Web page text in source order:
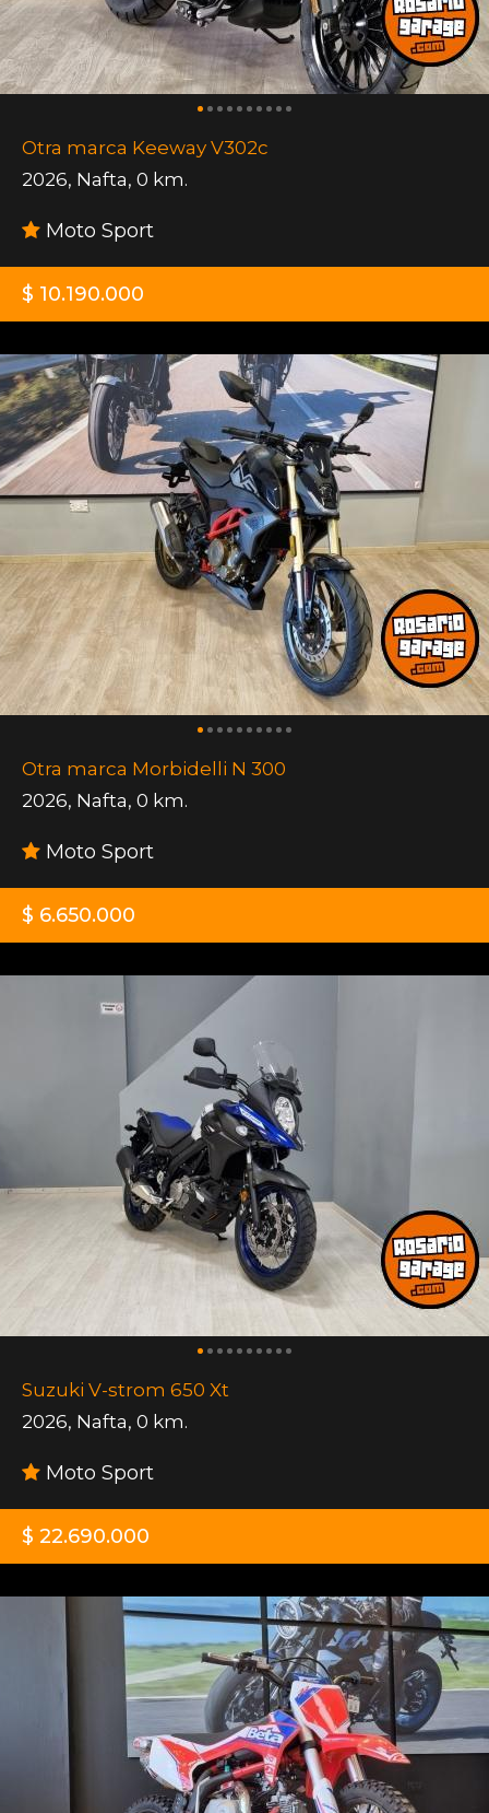
Otra marca Keeway V302c
2026, Nafta, 0 km.
Moto Sport
$ 10.190.000
Otra marca Morbidelli N 300
2026, Nafta, 0 km.
Moto Sport
$ 6.650.000
Suzuki V-strom 650 Xt
2026, Nafta, 0 km.
Moto Sport
$ 22.690.000